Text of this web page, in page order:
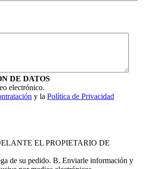
DE DATOS
electrónico.
y la Política de Privacidad
EL PROPIETARIO DE
de su pedido. B. Enviarle información y